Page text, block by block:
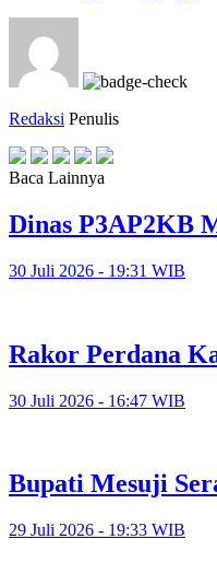
Redaksi Penulis
Baca Lainnya
Dinas P3AP2KB
30 Juli 2026 - 19:31 WIB
Rakor Perdana
30 Juli 2026 - 16:47 WIB
Bupati Mesuji
29 Juli 2026 - 19:33 WIB